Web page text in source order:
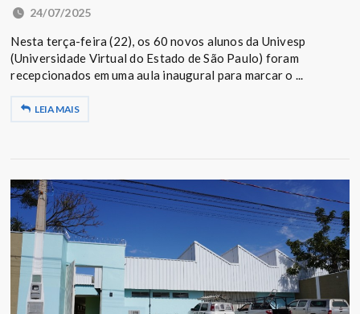
24/07/2025
Nesta terça-feira (22), os 60 novos alunos da Univesp
(Universidade Virtual do Estado de São Paulo) foram
recepcionados em uma aula inaugural para marcar o ...
LEIA MAIS